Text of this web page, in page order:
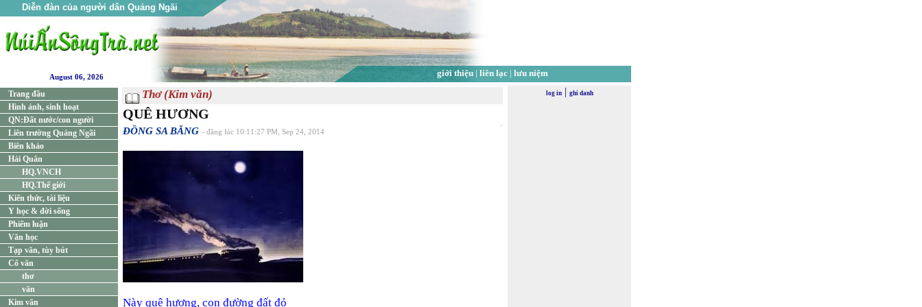
Diễn đàn của người dân Quảng Ngãi
giới thiệu| liên lạc| lưu niệm
August 06, 2026
Trang đầu
Hình ảnh, sinh hoạt
QN:Đất nước/con người
Liên trường Quảng Ngãi
Biên khảo
Hải Quân
HQ.VNCH
HQ.Thế giới
Kiến thức, tài liệu
Y học & đời sống
Phiếm luận
Văn học
Tạp văn, tùy bút
Cổ văn
thơ
văn
Kim văn
Thơ (Kim văn)
QUÊ HƯƠNG
ĐỒNG SA BĂNG - đăng lúc 10:11:27 PM, Sep 24, 2014
Này quê hương, con đường đất đỏ
log in| ghi danh